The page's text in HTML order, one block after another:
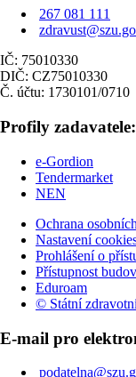
267 081 111
IČ: 75010330
DIČ: CZ75010330
Č. účtu: 1730101/0710
Profily zadavatele:
e-Gordion
Tendermarket
NEN
Ochrana
Nastavení
Prohlášení o
Přístupnost
Eduroam
© Státní
E-mail pro